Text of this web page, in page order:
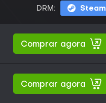
DRM: Steam
Comprar agora
Comprar agora